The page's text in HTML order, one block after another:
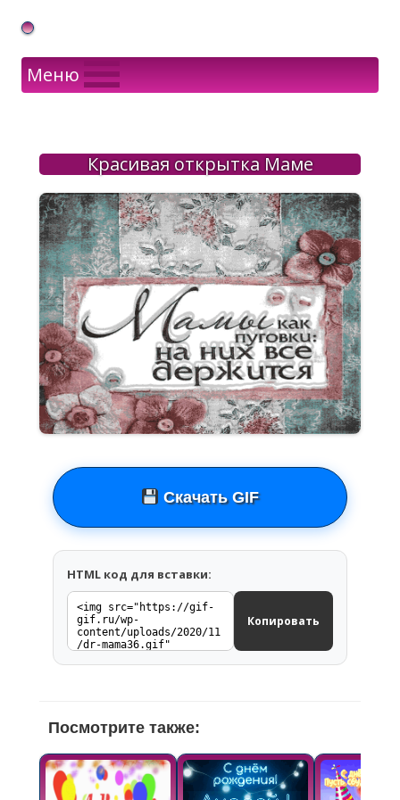
Gif Открытки в подарок
Меню
Красивая открытка Маме
Скачать GIF
HTML код для вставки:
Копировать
Посмотрите также: